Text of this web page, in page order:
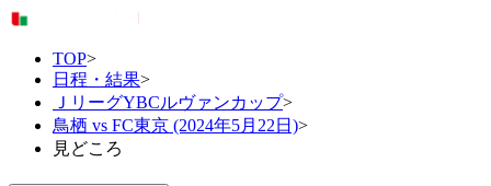
TOP>
日程・結果>
ＪリーグYBCルヴァンカップ>
鳥栖 vs FC東京 (2024年5月22日)>
見どころ